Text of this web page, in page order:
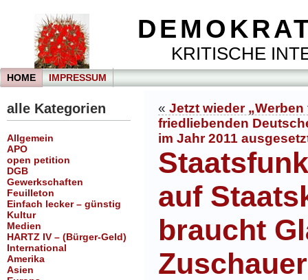
KRITISCHE
HOME IMPRESSUM
alle Kategorien
Allgemein
APO
open petition
DGB
Gewerkschaften
Feuilleton
Einfach lecker – günstig
Kultur
Medien
HARTZ IV – (Bürger-Geld)
International
Amerika
Asien
« Jetzt wieder
friedliebenden
im Jahr 2011
Staatsfunk
auf
braucht
Zuschauer